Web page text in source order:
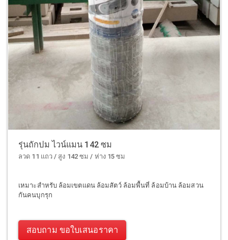
รุ่นถักปม ไวน์แมน 142 ซม
ลวด 11 แถว / สูง 142 ซม / ห่าง 15 ซม
เหมาะสำหรับ ล้อมเขตแดน ล้อมสัตว์ ล้อมพื้นที่ ล้อมบ้าน ล้อมสวน
กันคนบุกรุก
สอบถาม ขอใบเสนอราคา